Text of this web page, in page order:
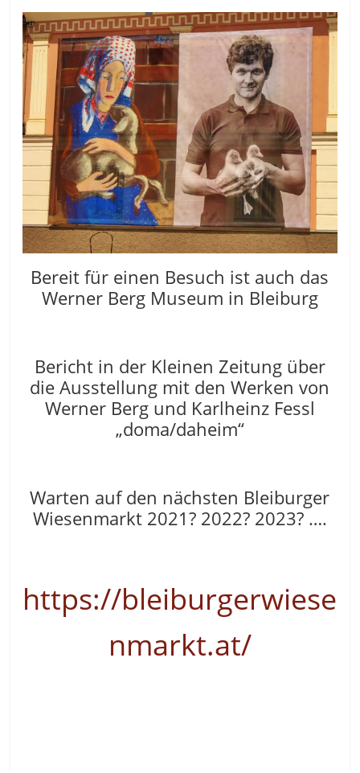
Bereit für einen Besuch ist auch das
Werner Berg Museum in Bleiburg
Bericht in der Kleinen Zeitung über
die Ausstellung mit den Werken von
Werner Berg und Karlheinz Fessl
„doma/daheim“
Warten auf den nächsten Bleiburger
Wiesenmarkt 2021? 2022? 2023? ….
https://bleiburgerwiese
nmarkt.at/